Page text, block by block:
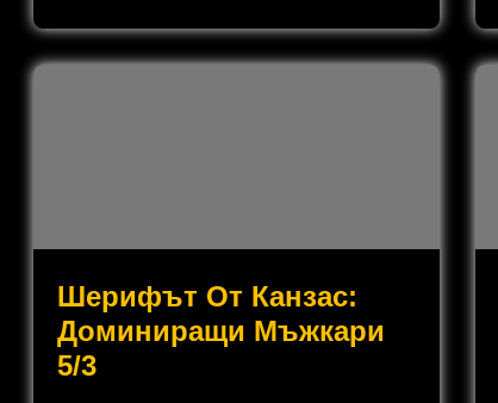
Шерифът От Канзас:
Доминиращи Мъжкари
5/3